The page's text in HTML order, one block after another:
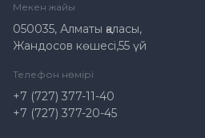
Мекен жайы
050035, Алматы қаласы,
Жандосов көшесі,55 үй
Телефон нөмірі
+7 (727) 377-11-40
+7 (727) 377-20-45